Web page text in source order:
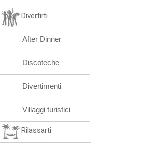
Divertirti
After Dinner
Discoteche
Divertimenti
Villaggi turistici
Rilassarti